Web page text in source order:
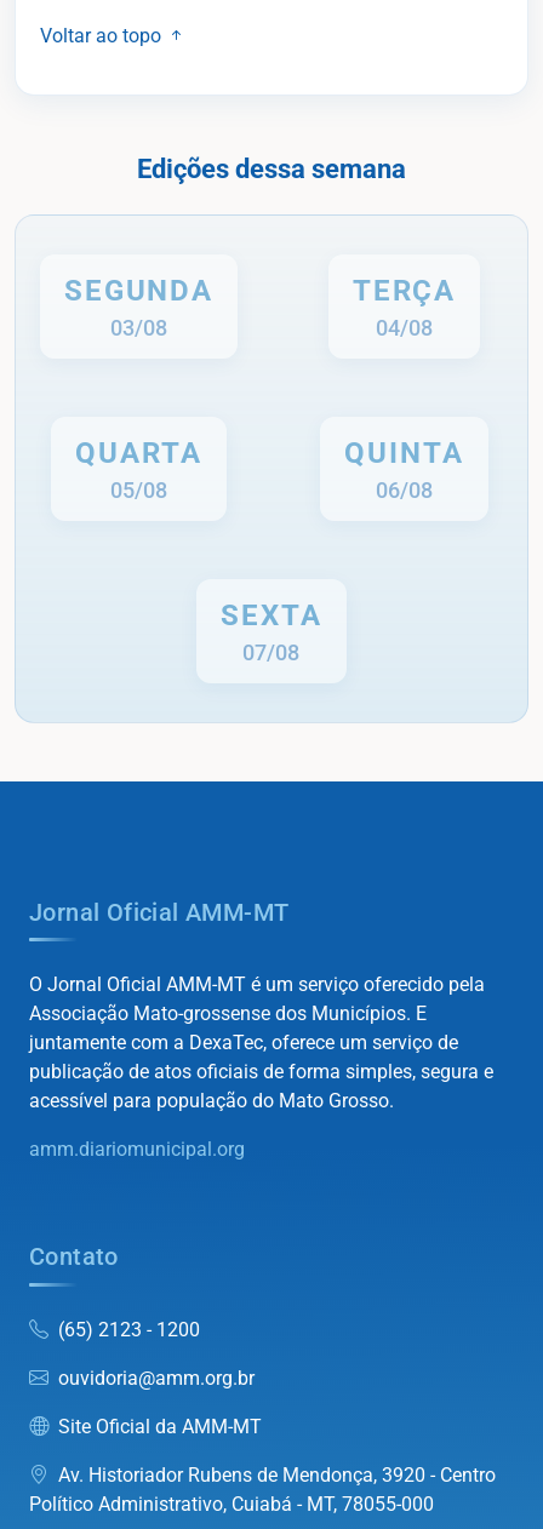
Voltar ao topo
Edições dessa semana
SEGUNDA
03/08
TERÇA
04/08
QUARTA
05/08
QUINTA
06/08
SEXTA
07/08
Jornal Oficial AMM-MT
O Jornal Oficial AMM-MT é um serviço oferecido pela
Associação Mato-grossense dos Municípios. E
juntamente com a DexaTec, oferece um serviço de
publicação de atos oficiais de forma simples, segura e
acessível para população do Mato Grosso.
amm.diariomunicipal.org
Contato
(65) 2123 - 1200
ouvidoria@amm.org.br
Site Oficial da AMM-MT
Av. Historiador Rubens de Mendonça, 3920 - Centro
Político Administrativo, Cuiabá - MT, 78055-000